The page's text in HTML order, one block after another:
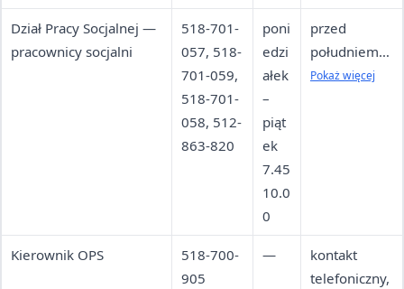
Dział Pracy Socjalnej —
pracownicy socjalni
518-701-
057, 518-
701-059,
518-701-
058, 512-
863-820
poni
edzi
ałek
–
piąt
ek
7.45
10.0
0
przed
południem
bezpośredni
Pokaż więcej
Kierownik OPS
518-700-
905
—
kontakt
telefoniczny,